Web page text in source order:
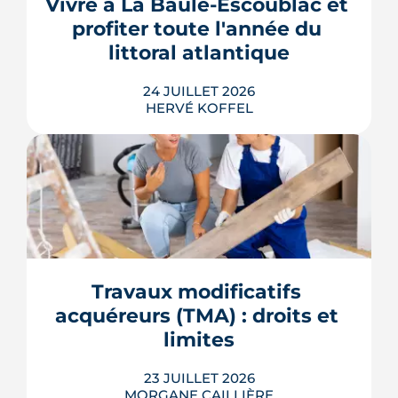
en Bail Réel Solidaire.
LIRE L'ARTICLE
profiter toute l'année du
littoral atlantique
24 JUILLET 2026
HERVÉ KOFFEL
S'installer à La Baule-Escoublac à
l'année suppose d'entrer en
concurrence avec des acheteurs qui
n'y dorment que quelques semaines.
contraintes d'urbanisme : ce que disent
les données officielles avant d'engager
un projet d'achat.
LIRE L'ARTICLE
Travaux modificatifs
acquéreurs (TMA) : droits et
limites
23 JUILLET 2026
MORGANE CAILLIÈRE